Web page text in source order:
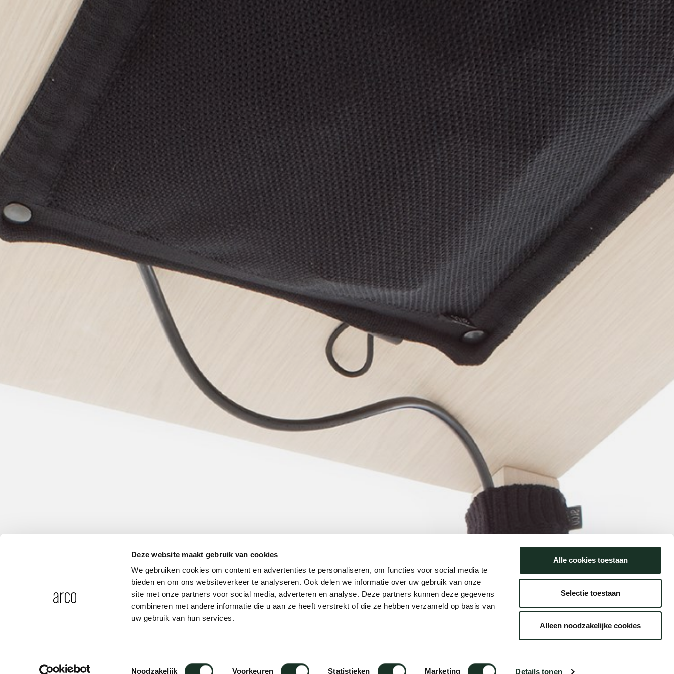
Deze website maakt gebruik van cookies
We gebruiken cookies om content en advertenties te personaliseren, om functies voor social media te
bieden en om ons websiteverkeer te analyseren. Ook delen we informatie over uw gebruik van onze
site met onze partners voor social media, adverteren en analyse. Deze partners kunnen deze gegevens
combineren met andere informatie die u aan ze heeft verstrekt of die ze hebben verzameld op basis van
uw gebruik van hun services.
Toestemmingsselectie
Noodzakelijk Voorkeuren Statistieken Marketing Details tonen
Alle cookies toestaan
Selectie toestaan
Alleen noodzakelijke cookies
Tische
willem van ast
dick spierenburg
ineke hans
karel boonzaaijer
miriam van der lubbe
burkhard vogtherr
arnold merckx
pierre mazairac
Unsere Designer
CM09 - cable net large